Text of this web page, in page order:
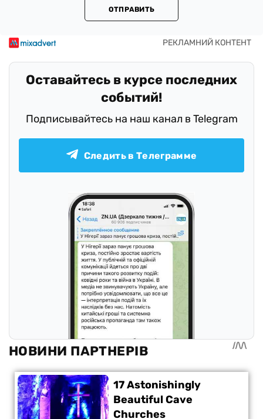
ОТПРАВИТЬ
Оставайтесь в курсе последних
событий!
Подписывайтесь на наш канал в Telegram
Следить в Телеграмме